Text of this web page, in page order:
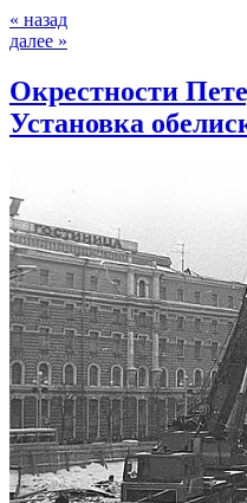
« назад
далее »
Окрестности
Установка